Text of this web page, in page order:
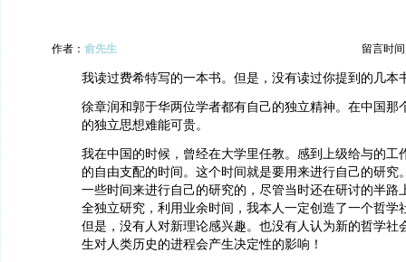
作者： 俞先生 留言时间
我读过费希特写的一本书。但是，没有读过你提到的几本
徐章润和郭于华两位学者都有自己的独立精神。在中国那
的独立思想难能可贵。
我在中国的时候，曾经在大学里任教。感到上级给与的工
的自由支配的时间。这个时间就是要用来进行自己的研究
一些时间来进行自己的研究的，尽管当时还在研讨的半路
全独立研究，利用业余时间，我本人一定创造了一个哲学
但是，没有人对新理论感兴趣。也没有人认为新的哲学社
生对人类历史的进程会产生决定性的影响！